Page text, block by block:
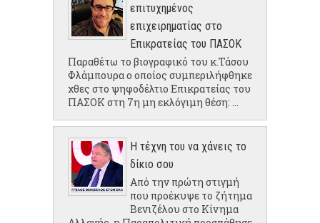
επιτυχημένος
επιχειρηματίας στο
Επικρατείας του ΠΑΣΟΚ
Παραθέτω το βιογραφικό του κ.Τάσου
Φλάμπουρα ο οποίος συμπεριλήφθηκε
χθες στο ψηφοδέλτιο Επικρατείας του
ΠΑΣΟΚ στη 7η μη εκλόγιμη θέση: ...
Η τέχνη του να χάνεις το
δίκιο σου
Από την πρώτη στιγμή
που προέκυψε το ζήτημα
Βενιζέλου στο Κίνημα